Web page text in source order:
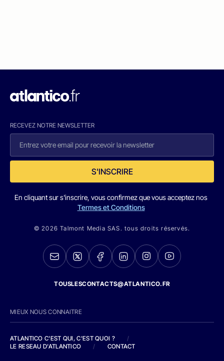
RECEVEZ NOTRE NEWSLETTER
S'INSCRIRE
En cliquant sur s'inscrire, vous confirmez que vous acceptez nos
Termes et Conditions
© 2026 Talmont Media SAS. tous droits réservés.
TOUSLESCONTACTS@ATLANTICO.FR
MIEUX NOUS CONNAITRE
ATLANTICO C'EST QUI, C'EST QUOI ?
/
LE RESEAU D'ATLANTICO
/ CONTACT